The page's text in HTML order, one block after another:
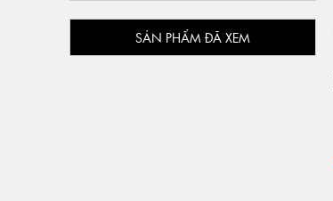
SẢN PHẨM ĐÃ XEM